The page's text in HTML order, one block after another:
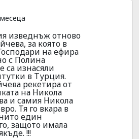
изведнъж отново
за която в
на ефира
с Полина
са изнасяли
в Турция.
рекетира от
на Никола
и самия Никола
Тя го вкара в
един
защото имала
!!!